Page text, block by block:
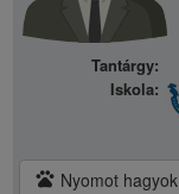
Tantárgy:
Iskola:
pets Nyomot hagyok